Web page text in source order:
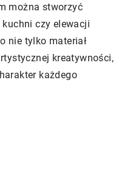
można stworzyć
kuchni czy elewacji
nie tylko materiał
kreatywności,
każdego